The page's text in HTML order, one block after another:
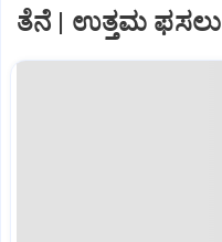
ತೆನೆ | ಉತ್ತಮ ಫಸಲು